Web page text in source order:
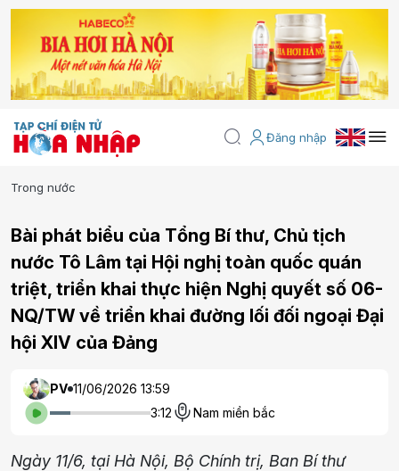
Đăng nhập
Trong nước
Bài phát biểu của Tổng Bí thư, Chủ tịch
nước Tô Lâm tại Hội nghị toàn quốc quán
triệt, triển khai thực hiện Nghị quyết số 06-
NQ/TW về triển khai đường lối đối ngoại Đại
hội XIV của Đảng
PV 11/06/2026 13:59
3:12
Nam miền bắc
Ngày 11/6, tại Hà Nội, Bộ Chính trị, Ban Bí thư